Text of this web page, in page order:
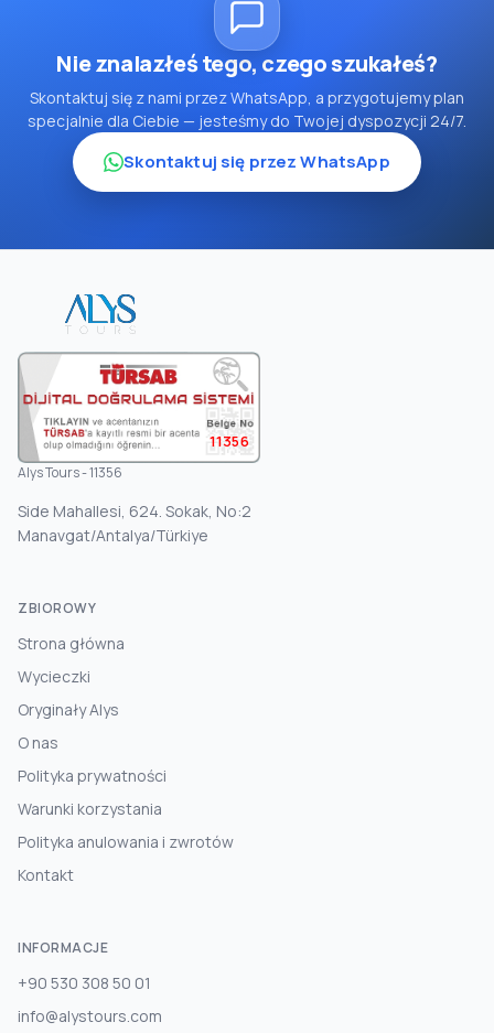
Nie znalazłeś tego, czego szukałeś?
Skontaktuj się z nami przez WhatsApp, a przygotujemy plan
specjalnie dla Ciebie — jesteśmy do Twojej dyspozycji 24/7.
Skontaktuj się przez WhatsApp
11356
Alys Tours - 11356
Side Mahallesi, 624. Sokak, No:2
Manavgat/Antalya/Türkiye
ZBIOROWY
Strona główna
Wycieczki
Oryginały Alys
O nas
Polityka prywatności
Warunki korzystania
Polityka anulowania i zwrotów
Kontakt
INFORMACJE
+90 530 308 50 01
info@alystours.com